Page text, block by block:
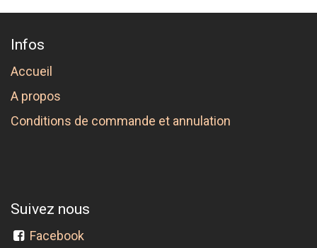
Infos
Accueil
A propos
Conditions de commande et annulation
Suivez nous
Facebook